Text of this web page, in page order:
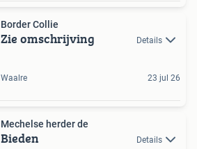
Border Collie
Zie omschrijving Details
Waalre 23 jul 26
Mechelse herder de
Bieden Details